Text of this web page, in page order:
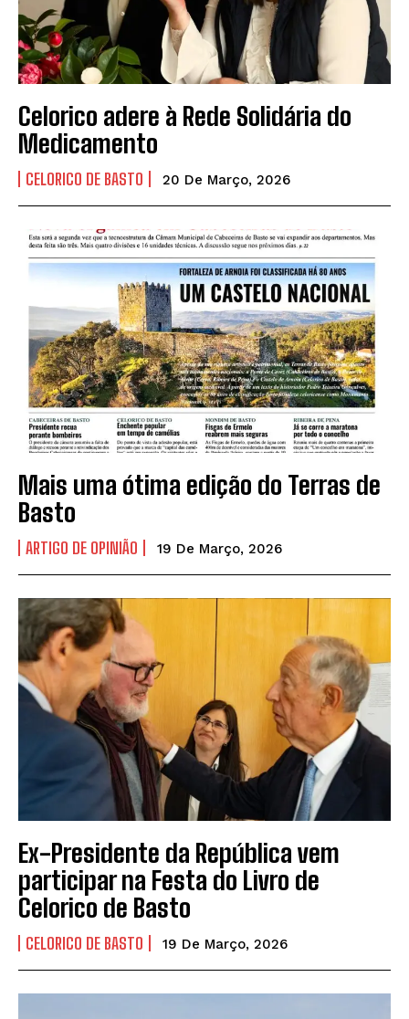
Celorico adere à Rede Solidária do
Medicamento
CELORICO DE BASTO 20 De Março, 2026
Mais uma ótima edição do Terras de
Basto
ARTIGO DE OPINIÃO 19 De Março, 2026
Ex-Presidente da República vem
participar na Festa do Livro de
Celorico de Basto
CELORICO DE BASTO 19 De Março, 2026